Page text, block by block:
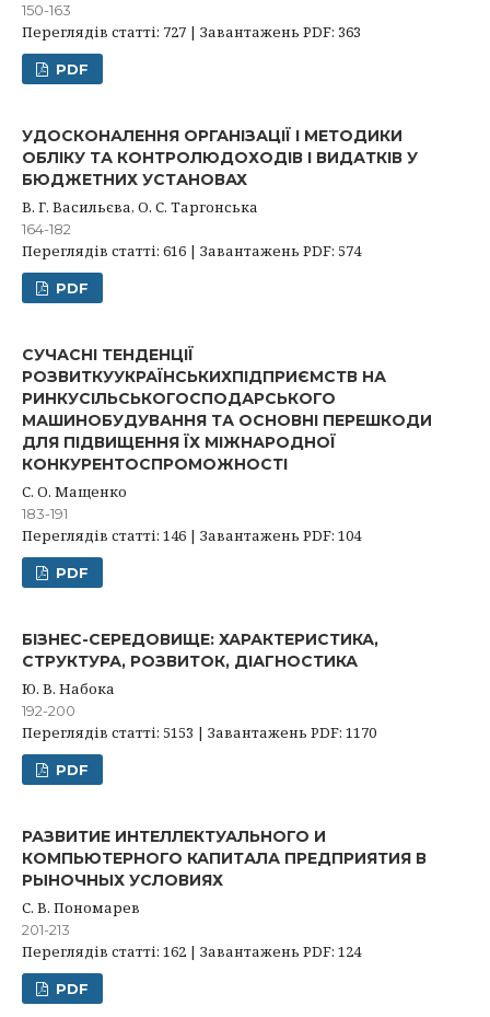
150-163
Переглядів статті: 727 | Завантажень PDF: 363
PDF
УДОСКОНАЛЕННЯ ОРГАНІЗАЦІЇ І МЕТОДИКИ
ОБЛІКУ ТА КОНТРОЛЮДОХОДІВ І ВИДАТКІВ У
БЮДЖЕТНИХ УСТАНОВАХ
В. Г. Васильєва, О. С. Таргонська
164-182
Переглядів статті: 616 | Завантажень PDF: 574
PDF
СУЧАСНІ ТЕНДЕНЦІЇ
РОЗВИТКУУКРАЇНСЬКИХПІДПРИЄМСТВ НА
РИНКУСІЛЬСЬКОГОСПОДАРСЬКОГО
МАШИНОБУДУВАННЯ ТА ОСНОВНІ ПЕРЕШКОДИ
ДЛЯ ПІДВИЩЕННЯ ЇХ МІЖНАРОДНОЇ
КОНКУРЕНТОСПРОМОЖНОСТІ
С. О. Мащенко
183-191
Переглядів статті: 146 | Завантажень PDF: 104
PDF
БІЗНЕС-СЕРЕДОВИЩЕ: ХАРАКТЕРИСТИКА,
СТРУКТУРА, РОЗВИТОК, ДІАГНОСТИКА
Ю. В. Набока
192-200
Переглядів статті: 5153 | Завантажень PDF: 1170
PDF
РАЗВИТИЕ ИНТЕЛЛЕКТУАЛЬНОГО И
КОМПЬЮТЕРНОГО КАПИТАЛА ПРЕДПРИЯТИЯ В
РЫНОЧНЫХ УСЛОВИЯХ
С. В. Пономарев
201-213
Переглядів статті: 162 | Завантажень PDF: 124
PDF